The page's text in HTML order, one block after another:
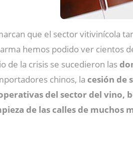
que el sector vitivinícola
hemos podido ver cientos
de la crisis se sucedieron las
chinos, la cesión de
del sector del vino,
de las calles de muchos